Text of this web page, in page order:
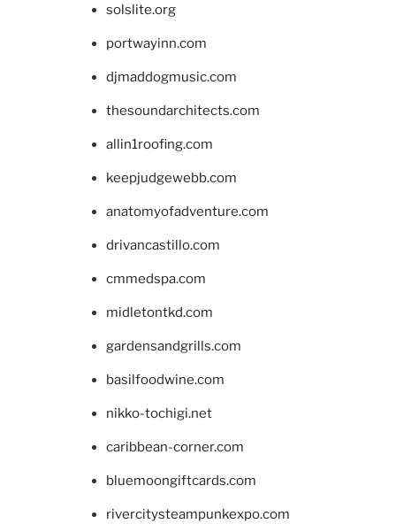
solslite.org
portwayinn.com
djmaddogmusic.com
thesoundarchitects.com
allin1roofing.com
keepjudgewebb.com
anatomyofadventure.com
drivancastillo.com
cmmedspa.com
midletontkd.com
gardensandgrills.com
basilfoodwine.com
nikko-tochigi.net
caribbean-corner.com
bluemoongiftcards.com
rivercitysteampunkexpo.com